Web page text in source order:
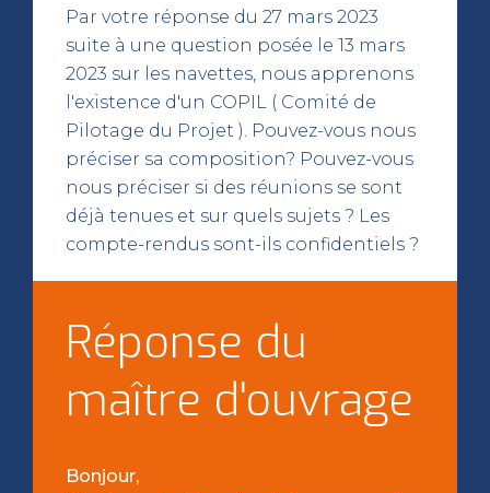
Par votre réponse du 27 mars 2023
suite à une question posée le 13 mars
2023 sur les navettes, nous apprenons
l'existence d'un COPIL ( Comité de
Pilotage du Projet ). Pouvez-vous nous
préciser sa composition? Pouvez-vous
nous préciser si des réunions se sont
déjà tenues et sur quels sujets ? Les
compte-rendus sont-ils confidentiels ?
Réponse du
maître d'ouvrage
Bonjour,